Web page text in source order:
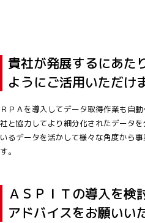
貴社が発展するにあた
ようにご活用いただけ
ＲＰＡを導入してデータ取得作業も自
社と協力してより細分化されたデータ
いるデータを活かして様々な角度から
す。
ＡＳＰＩＴの導入を検
アドバイスをお願いい